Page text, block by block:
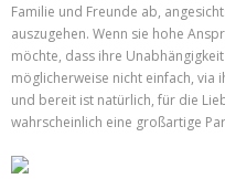
Familie und Freunde ab,
auszugehen. Wenn sie hohe
möchte, dass ihre
möglicherweise nicht einfach, via
und bereit ist natürlich, für die
wahrscheinlich eine großartige